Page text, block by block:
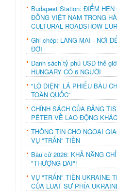
Budapest Station: ĐIỂM HẸN
ĐỒNG VIỆT NAM TRONG
CULTURAL ROADSHOW
Ghi chép: LÀNG MAI - NƠI
ĐỜI
Danh sách tỷ phú USD thế
HUNGARY CÓ 6 NGƯỜI
"LỘ DIỆN" LÁ PHIẾU BẦU
TOÀN QUỐC"
CHÍNH SÁCH CỦA ĐẢNG
PÉTER VỀ LAO ĐỘNG
THÔNG TIN CHO NGOẠI
VỤ "TRẤN" TIỀN
Bầu cử 2026: KHẢ NĂNG
"THƯỢNG ĐÀI"!
VỤ "TRẤN" TIỀN UKRAINE
CỦA LUẬT SƯ PHÍA